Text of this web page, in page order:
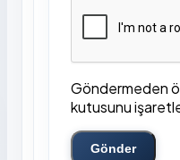
Göndermeden
kutusunu
Gönder